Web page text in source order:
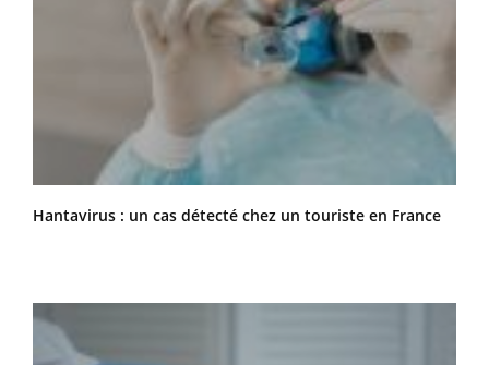
Hantavirus : un cas détecté chez un touriste en France